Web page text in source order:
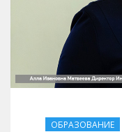
ОБРАЗОВАНИЕ